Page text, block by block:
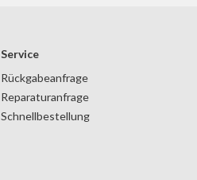
Service
Rückgabeanfrage
Reparaturanfrage
Schnellbestellung